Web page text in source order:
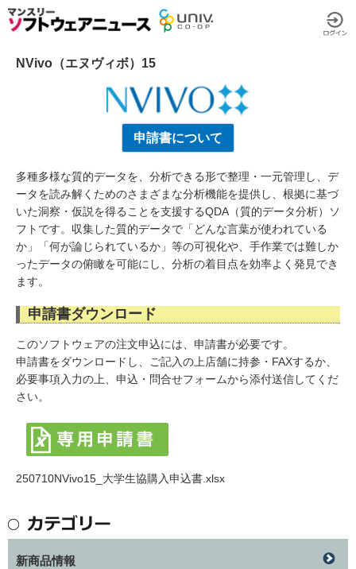
NVivo（エヌヴィボ）15
申請書について
多種多様な質的データを、分析できる形で整理・一元管理し、デ
ータを読み解くためのさまざまな分析機能を提供し、根拠に基づ
いた洞察・仮説を得ることを支援するQDA（質的データ分析）ソ
フトです。収集した質的データで「どんな言葉が使われている
か」「何が論じられているか」等の可視化や、手作業では難しか
ったデータの俯瞰を可能にし、分析の着目点を効率よく発見でき
ます。
申請書ダウンロード
このソフトウェアの注文申込には、申請書が必要です。
申請書をダウンロードし、ご記入の上店舗に持参・FAXするか、
必要事項入力の上、申込・問合せフォームから添付送信してくだ
さい。
250710NVivo15_大学生協購入申込書.xlsx
新商品情報